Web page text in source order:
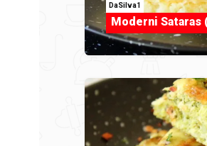
DaSilva1
Moderni Sataras